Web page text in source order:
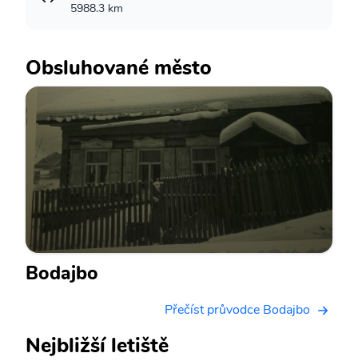
5988.3 km
Obsluhované město
Bodajbo
Přečíst průvodce Bodajbo
Nejbližší letiště